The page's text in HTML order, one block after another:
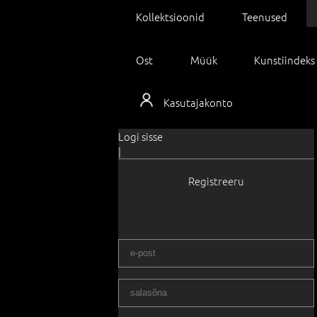
Kollektsioonid Teenused
Ost Müük Kunstiindeks
Kasutajakonto
Logi sisse
|
Registreeru